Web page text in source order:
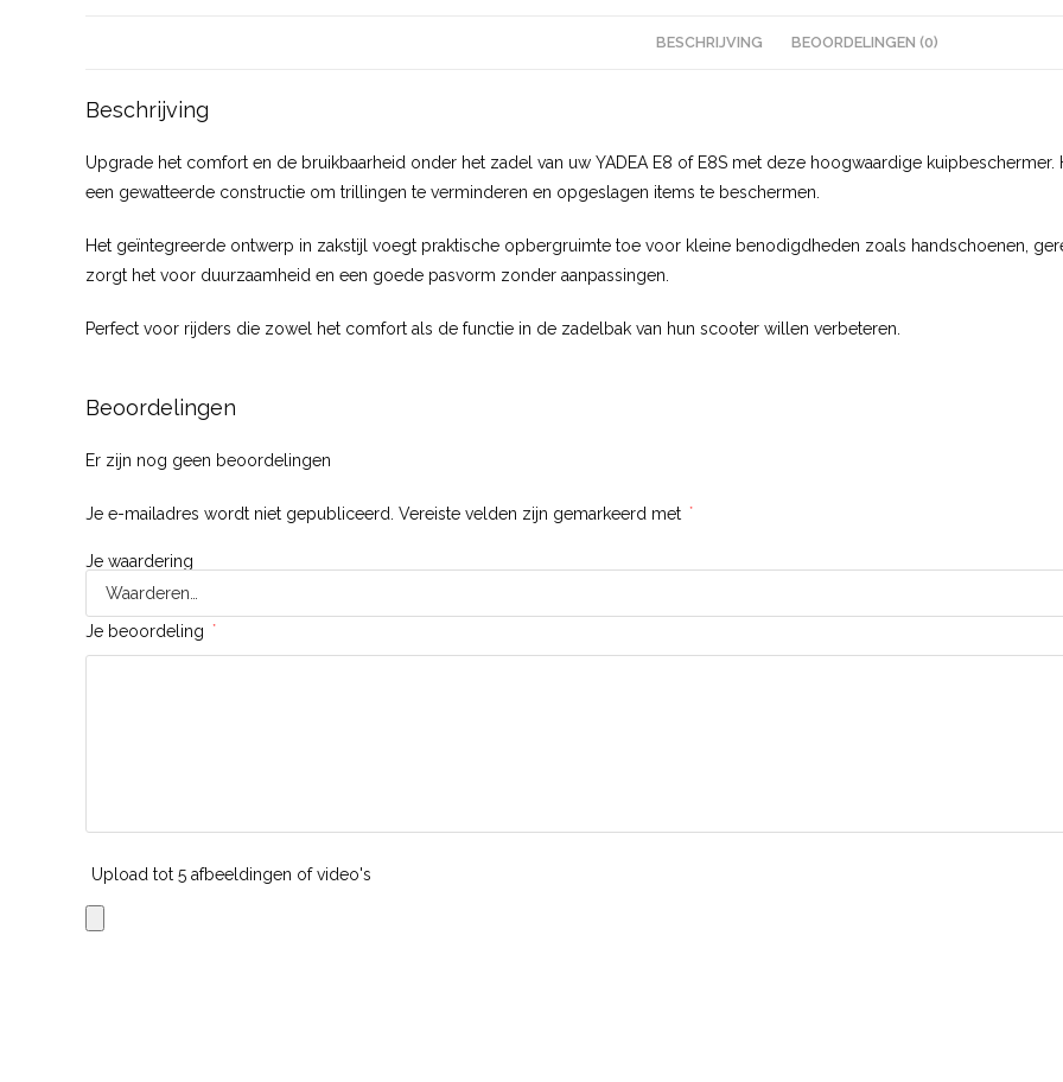
BESCHRIJVING BEOORDELINGEN (0)
Beschrijving
Upgrade het comfort en de bruikbaarheid onder het zadel van uw YADEA E8 of E8S met deze hoogwaardige
een gewatteerde constructie om trillingen te verminderen en opgeslagen items te beschermen.
Het geïntegreerde ontwerp in zakstijl voegt praktische opbergruimte toe voor kleine benodigdheden zoals handschoenen,
zorgt het voor duurzaamheid en een goede pasvorm zonder aanpassingen.
Perfect voor rijders die zowel het comfort als de functie in de zadelbak van hun scooter willen verbeteren.
Beoordelingen
Er zijn nog geen beoordelingen
Je e-mailadres wordt niet gepubliceerd. Vereiste velden zijn gemarkeerd met *
Je waardering
Je beoordeling *
Upload tot 5 afbeeldingen of video's